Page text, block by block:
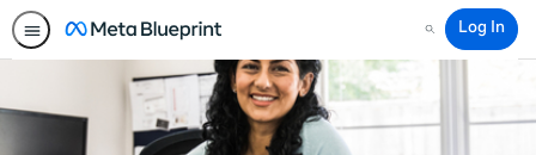
Search
Log In